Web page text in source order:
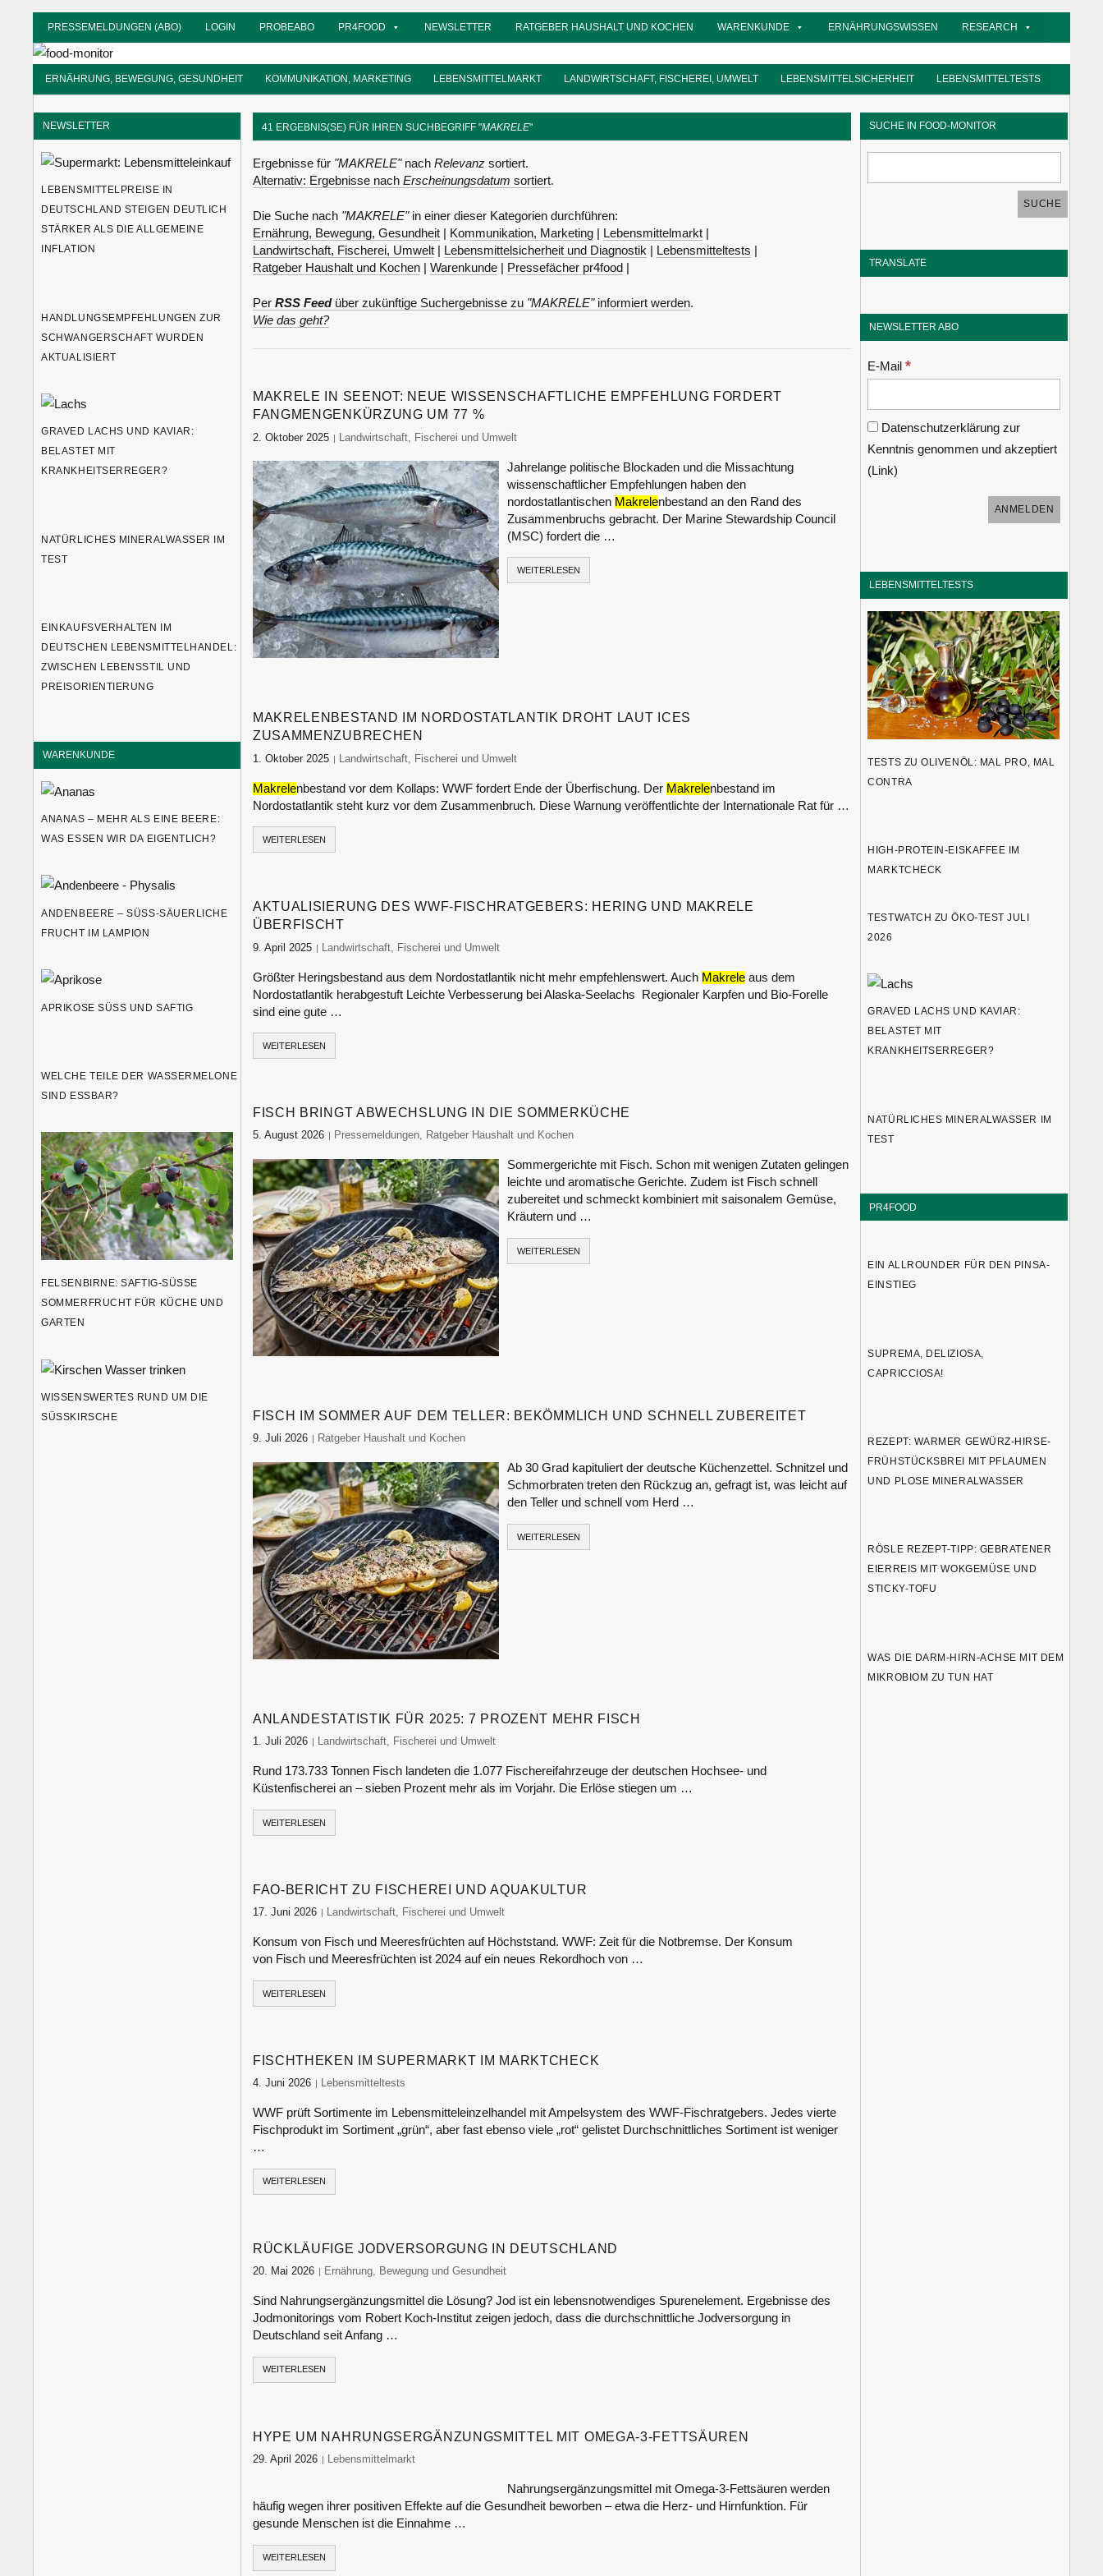
Zum
Inhalt
springen
PRESSEMELDUNGEN (ABO) LOGIN PROBEABO PR4FOOD NEWSLETTER RATGEBER HAUSHALT UND KOCHEN WARENKUNDE ERNÄHRUNGSWISSEN RESEARCH
Informationsdienst
ERNÄHRUNG, BEWEGUNG, GESUNDHEIT KOMMUNIKATION, MARKETING LEBENSMITTELMARKT LANDWIRTSCHAFT, FISCHEREI, UMWELT LEBENSMITTELSICHERHEIT LEBENSMITTELTESTS
41 ERGEBNIS(SE) FÜR IHREN SUCHBEGRIFF "MAKRELE"
Ergebnisse für "MAKRELE"nach Relevanzsortiert.
Alternativ: Ergebnisse nach Erscheinungsdatum sortiert.
Die Suche nach "MAKRELE"in einer dieser Kategorien durchführen:
Ernährung, Bewegung, Gesundheit| Kommunikation, Marketing| Lebensmittelmarkt|
Landwirtschaft, Fischerei, Umwelt| Lebensmittelsicherheit und Diagnostik| Lebensmitteltests
Ratgeber Haushalt und Kochen| Warenkunde| Pressefächer pr4food
Per RSS Feedüber zukünftige Suchergebnisse zu "MAKRELE"informiert werden.
Wie das geht?
MAKRELE IN SEENOT: NEUE WISSENSCHAFTLICHE EMPFEHLUNG FORDERT
FANGMENGENKÜRZUNG UM 77 %
2. Oktober 2025 food-monitor
Landwirtschaft, Fischerei und Umwelt
Jahrelange politische Blockaden und die Missachtung
wissenschaftlicher Empfehlungen haben den
nordostatlantischen Makrelenbestand an den Rand des
Zusammenbruchs gebracht. Der Marine Stewardship Council
(MSC) fordert die …
WEITERLESEN
MAKRELENBESTAND IM NORDOSTATLANTIK DROHT LAUT ICES
ZUSAMMENZUBRECHEN
1. Oktober 2025 food-monitor
Landwirtschaft, Fischerei und Umwelt
Makrelenbestand vor dem Kollaps: WWF fordert Ende der Überfischung. Der Makrelenbestand im
Nordostatlantik steht kurz vor dem Zusammenbruch. Diese Warnung veröffentlichte der Internationale Rat für …
WEITERLESEN
AKTUALISIERUNG DES WWF-FISCHRATGEBERS: HERING UND MAKRELE
ÜBERFISCHT
9. April 2025 food-monitor
Landwirtschaft, Fischerei und Umwelt
Größter Heringsbestand aus dem Nordostatlantik nicht mehr empfehlenswert. Auch Makreleaus dem
Nordostatlantik herabgestuft Leichte Verbesserung bei Alaska-Seelachs Regionaler Karpfen und Bio-Forelle
sind eine gute …
WEITERLESEN
FISCH BRINGT ABWECHSLUNG IN DIE SOMMERKÜCHE
5. August 2026 food-monitor
Pressemeldungen, Ratgeber Haushalt und Kochen
Sommergerichte mit Fisch. Schon mit wenigen Zutaten gelingen
leichte und aromatische Gerichte. Zudem ist Fisch schnell
zubereitet und schmeckt kombiniert mit saisonalem Gemüse,
Kräutern und …
WEITERLESEN
FISCH IM SOMMER AUF DEM TELLER: BEKÖMMLICH UND SCHNELL ZUBEREITET
9. Juli 2026 food-monitor
Ratgeber Haushalt und Kochen
Ab 30 Grad kapituliert der deutsche Küchenzettel. Schnitzel und
Schmorbraten treten den Rückzug an, gefragt ist, was leicht auf
den Teller und schnell vom Herd …
WEITERLESEN
ANLANDESTATISTIK FÜR 2025: 7 PROZENT MEHR FISCH
1. Juli 2026 food-monitor
Landwirtschaft, Fischerei und Umwelt
Rund 173.733 Tonnen Fisch landeten die 1.077 Fischereifahrzeuge der deutschen Hochsee- und
Küstenfischerei an – sieben Prozent mehr als im Vorjahr. Die Erlöse stiegen um …
WEITERLESEN
FAO-BERICHT ZU FISCHEREI UND AQUAKULTUR
17. Juni 2026 food-monitor
Landwirtschaft, Fischerei und Umwelt
Konsum von Fisch und Meeresfrüchten auf Höchststand. WWF: Zeit für die Notbremse. Der Konsum
von Fisch und Meeresfrüchten ist 2024 auf ein neues Rekordhoch von …
WEITERLESEN
FISCHTHEKEN IM SUPERMARKT IM MARKTCHECK
4. Juni 2026 food-monitor
Lebensmitteltests
WWF prüft Sortimente im Lebensmitteleinzelhandel mit Ampelsystem des WWF-Fischratgebers. Jedes vierte
Fischprodukt im Sortiment „grün“, aber fast ebenso viele „rot“ gelistet Durchschnittliches Sortiment ist weniger
…
WEITERLESEN
RÜCKLÄUFIGE JODVERSORGUNG IN DEUTSCHLAND
20. Mai 2026 food-monitor
Ernährung, Bewegung und Gesundheit
Sind Nahrungsergänzungsmittel die Lösung? Jod ist ein lebensnotwendiges Spurenelement. Ergebnisse des
Jodmonitorings vom Robert Koch-Institut zeigen jedoch, dass die durchschnittliche Jodversorgung in
Deutschland seit Anfang …
WEITERLESEN
HYPE UM NAHRUNGSERGÄNZUNGSMITTEL MIT OMEGA-3-FETTSÄUREN
29. April 2026 food-monitor
Lebensmittelmarkt
Nahrungsergänzungsmittel mit Omega-3-Fettsäuren werden
häufig wegen ihrer positiven Effekte auf die Gesundheit beworben – etwa die Herz- und Hirnfunktion. Für
gesunde Menschen ist die Einnahme …
WEITERLESEN
NEWSLETTER
LEBENSMITTELPREISE IN
DEUTSCHLAND STEIGEN DEUTLICH
STÄRKER ALS DIE ALLGEMEINE
INFLATION
HANDLUNGSEMPFEHLUNGEN ZUR
SCHWANGERSCHAFT WURDEN
AKTUALISIERT
GRAVED LACHS UND KAVIAR:
BELASTET MIT
KRANKHEITSERREGER?
NATÜRLICHES MINERALWASSER IM
TEST
EINKAUFSVERHALTEN IM
DEUTSCHEN LEBENSMITTELHANDEL:
ZWISCHEN LEBENSSTIL UND
PREISORIENTIERUNG
WARENKUNDE
ANANAS – MEHR ALS EINE BEERE:
WAS ESSEN WIR DA EIGENTLICH?
ANDENBEERE – SÜSS-SÄUERLICHE F
RUCHT IM LAMPION
APRIKOSE SÜSS UND SAFTIG
WELCHE TEILE DER WASSERMELONE
SIND ESSBAR?
FELSENBIRNE: SAFTIG-SÜSSE S
OMMERFRUCHT FÜR KÜCHE UND G
ARTEN
WISSENSWERTES RUND UM DIE
SÜSSKIRSCHE
SUCHE IN FOOD-MONITOR
TRANSLATE
NEWSLETTER ABO
E-Mail*
Datenschutzerklärung zur
Kenntnis genommen und akzeptiert
(Link)
LEBENSMITTELTESTS
TESTS ZU OLIVENÖL: MAL PRO, MAL
CONTRA
HIGH-PROTEIN-EISKAFFEE IM
MARKTCHECK
TESTWATCH ZU ÖKO-TEST JULI
2026
GRAVED LACHS UND KAVIAR:
BELASTET MIT
KRANKHEITSERREGER?
NATÜRLICHES MINERALWASSER IM
TEST
PR4FOOD
EIN ALLROUNDER FÜR DEN PINSA-
EINSTIEG
SUPREMA, DELIZIOSA,
CAPRICCIOSA!
REZEPT: WARMER GEWÜRZ-HIRSE-
FRÜHSTÜCKSBREI MIT PFLAUMEN
UND PLOSE MINERALWASSER
RÖSLE REZEPT-TIPP: GEBRATENER
EIERREIS MIT WOKGEMÜSE UND
STICKY-TOFU
WAS DIE DARM-HIRN-ACHSE MIT DEM
MIKROBIOM ZU TUN HAT